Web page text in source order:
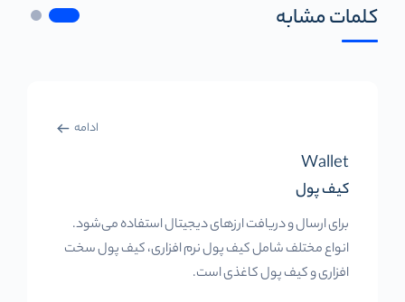
کلمات مشابه
ادامه
Wallet
کیف پول
برای ارسال و دریافت ارزهای دیجیتال استفاده می‌شود.
انواع مختلف شامل کیف پول نرم افزاری، کیف پول سخت
افزاری و کیف پول کاغذی است.